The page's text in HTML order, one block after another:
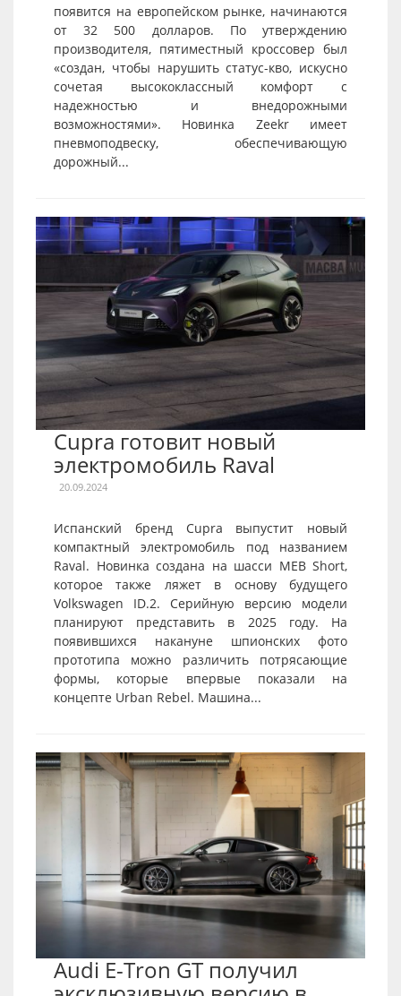
появится на европейском рынке, начинаются
от 32 500 долларов. По утверждению
производителя, пятиместный кроссовер был
«создан, чтобы нарушить статус-кво, искусно
сочетая высококлассный комфорт с
надежностью и внедорожными
возможностями». Новинка Zeekr имеет
пневмоподвеску, обеспечивающую
дорожный...
Cupra готовит новый
электромобиль Raval
20.09.2024
Испанский бренд Cupra выпустит новый
компактный электромобиль под названием
Raval. Новинка создана на шасси MEB Short,
которое также ляжет в основу будущего
Volkswagen ID.2. Серийную версию модели
планируют представить в 2025 году. На
появившихся накануне шпионских фото
прототипа можно различить потрясающие
формы, которые впервые показали на
концепте Urban Rebel. Машина...
Audi E-Tron GT получил